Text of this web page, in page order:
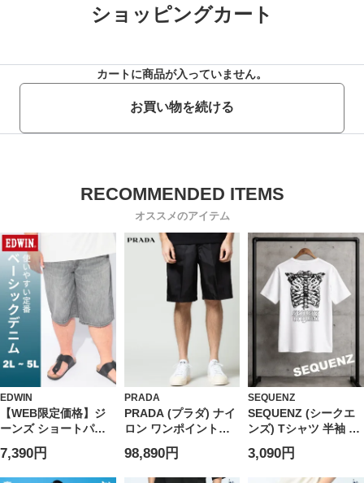
ショッピングカート
カートに商品が入っていません。
お買い物を続ける
オススメのアイテム
EDWIN
【WEB限定価格】ジ
ーンズ ショートパン
ツ メンズ 大きいサイ
ズ 綿100％ ジップフ
ライ ベーシック デニ
7,390円
PRADA
PRADA (プラダ) ナイ
ロン ワンポイントロ
ゴ バミューダショー
ツ PRSPG321WQ8 ブ
ランド
98,890円
SEQUENZ
SEQUENZ (シークエ
ンズ) Tシャツ 半袖 バ
ックプリント リブ素
材 クルーネック カッ
トソー ユニセックス
3,090円